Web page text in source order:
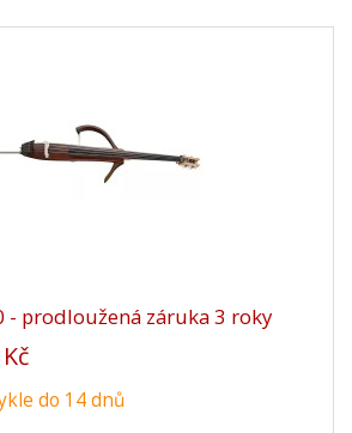
- prodloužená záruka 3 roky
do 14 dnů